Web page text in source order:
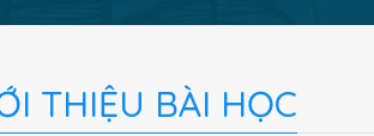
THIỆU BÀI HỌC